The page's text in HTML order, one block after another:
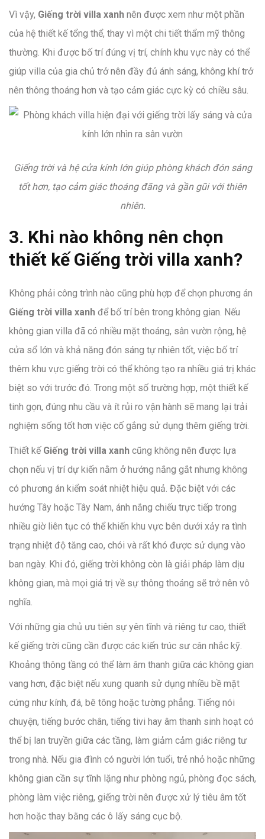
Vì vậy, Giếng trời villa xanh nên được xem như một phần
của hệ thiết kế tổng thể, thay vì một chi tiết thẩm mỹ thông
thường. Khi được bố trí đúng vị trí, chính khu vực này có thể
giúp villa của gia chủ trở nên đầy đủ ánh sáng, không khí trở
nên thông thoáng hơn và tạo cảm giác cực kỳ có chiều sâu.
Giếng trời và hệ cửa kính lớn giúp phòng khách đón sáng
tốt hơn, tạo cảm giác thoáng đãng và gần gũi với thiên
nhiên.
3. Khi nào không nên chọn
thiết kế Giếng trời villa xanh?
Không phải công trình nào cũng phù hợp để chọn phương án
Giếng trời villa xanh để bố trí bên trong không gian. Nếu
không gian villa đã có nhiều mặt thoáng, sân vườn rộng, hệ
cửa sổ lớn và khả năng đón sáng tự nhiên tốt, việc bố trí
thêm khu vực giếng trời có thể không tạo ra nhiều giá trị khác
biệt so với trước đó. Trong một số trường hợp, một thiết kế
tinh gọn, đúng nhu cầu và ít rủi ro vận hành sẽ mang lại trải
nghiệm sống tốt hơn việc cố gắng sử dụng thêm giếng trời.
Thiết kế Giếng trời villa xanh cũng không nên được lựa
chọn nếu vị trí dự kiến nằm ở hướng nắng gắt nhưng không
có phương án kiểm soát nhiệt hiệu quả. Đặc biệt với các
hướng Tây hoặc Tây Nam, ánh nắng chiếu trực tiếp trong
nhiều giờ liên tục có thể khiến khu vực bên dưới xảy ra tình
trạng nhiệt độ tăng cao, chói và rất khó được sử dụng vào
ban ngày. Khi đó, giếng trời không còn là giải pháp làm dịu
không gian, mà mọi giá trị về sự thông thoáng sẽ trở nên vô
nghĩa.
Với những gia chủ ưu tiên sự yên tĩnh và riêng tư cao, thiết
kế giếng trời cũng cần được các kiến trúc sư cân nhắc kỹ.
Khoảng thông tầng có thể làm âm thanh giữa các không gian
vang hơn, đặc biệt nếu xung quanh sử dụng nhiều bề mặt
cứng như kính, đá, bê tông hoặc tường phẳng. Tiếng nói
chuyện, tiếng bước chân, tiếng tivi hay âm thanh sinh hoạt có
thể bị lan truyền giữa các tầng, làm giảm cảm giác riêng tư
trong nhà. Nếu gia đình có người lớn tuổi, trẻ nhỏ hoặc những
không gian cần sự tĩnh lặng như phòng ngủ, phòng đọc sách,
phòng làm việc riêng, giếng trời nên được xử lý tiêu âm tốt
hơn hoặc thay bằng các ô lấy sáng cục bộ.